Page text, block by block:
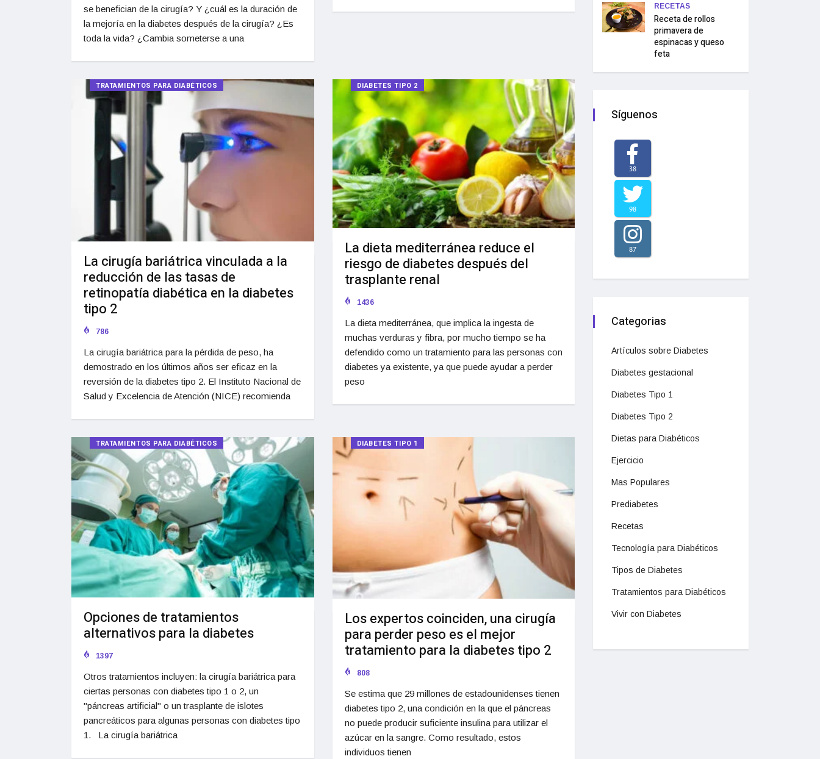
se benefician de la cirugía? Y ¿cuál es la duración de
la mejoría en la diabetes después de la cirugía? ¿Es
toda la vida? ¿Cambia someterse a una
TRATAMIENTOS PARA DIABÉTICOS
La cirugía bariátrica vinculada a la
reducción de las tasas de
retinopatía diabética en la diabetes
tipo 2
786
La cirugía bariátrica para la pérdida de peso, ha
demostrado en los últimos años ser eficaz en la
reversión de la diabetes tipo 2. El Instituto Nacional de
Salud y Excelencia de Atención (NICE) recomienda
DIABETES TIPO 2
La dieta mediterránea reduce el
riesgo de diabetes después del
trasplante renal
1436
La dieta mediterránea, que implica la ingesta de
muchas verduras y fibra, por mucho tiempo se ha
defendido como un tratamiento para las personas con
diabetes ya existente, ya que puede ayudar a perder
peso
TRATAMIENTOS PARA DIABÉTICOS
Opciones de tratamientos
alternativos para la diabetes
1397
Otros tratamientos incluyen: la cirugía bariátrica para
ciertas personas con diabetes tipo 1 o 2, un
"páncreas artificial" o un trasplante de islotes
pancreáticos para algunas personas con diabetes tipo
1. La cirugía bariátrica
DIABETES TIPO 1
Los expertos coinciden, una cirugía
para perder peso es el mejor
tratamiento para la diabetes tipo 2
808
Se estima que 29 millones de estadounidenses tienen
diabetes tipo 2, una condición en la que el páncreas
no puede producir suficiente insulina para utilizar el
azúcar en la sangre. Como resultado, estos
individuos tienen
RECETAS
Receta de rollos
primavera de
espinacas y queso
feta
Síguenos
38
98
87
Categorias
Artículos sobre Diabetes
Diabetes gestacional
Diabetes Tipo 1
Diabetes Tipo 2
Dietas para Diabéticos
Ejercicio
Mas Populares
Prediabetes
Recetas
Tecnología para Diabéticos
Tipos de Diabetes
Tratamientos para Diabéticos
Vivir con Diabetes